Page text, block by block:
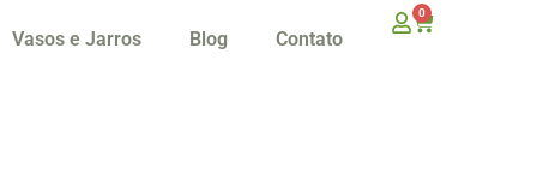
Vasos e Jarros Blog Contato
0